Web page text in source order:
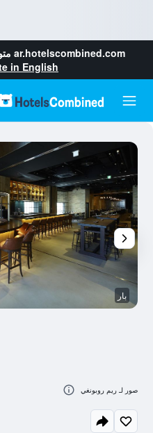
ar.hotelscombined.com
in English
بار
صور لـ ريم روبونغي